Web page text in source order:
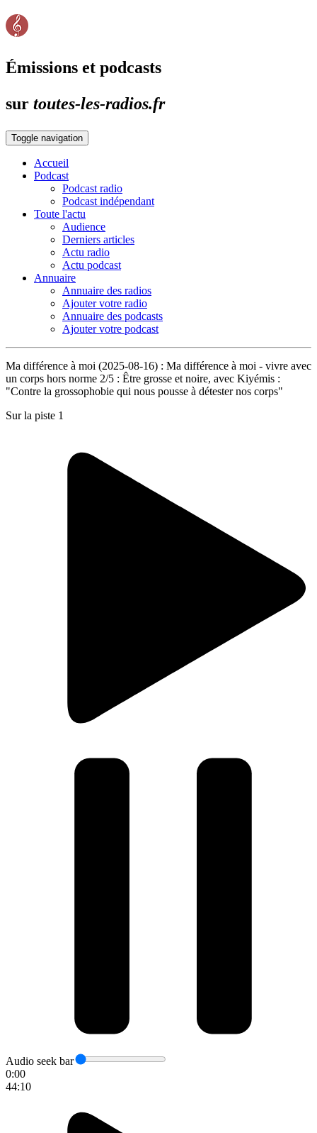
Émissions et podcasts
sur toutes-les-radios.fr
Toggle navigation
Accueil
Podcast
Podcast radio
Podcast indépendant
Toute l'actu
Audience
Derniers articles
Actu radio
Actu podcast
Annuaire
Annuaire des radios
Ajouter votre radio
Annuaire des podcasts
Ajouter votre podcast
Ma différence à moi (2025-08-16) : Ma différence à moi - vivre avec
un corps hors norme 2/5 : Être grosse et noire, avec Kiyémis :
"Contre la grossophobie qui nous pousse à détester nos corps"
Sur la piste 1
Audio seek bar
0:00
44:10